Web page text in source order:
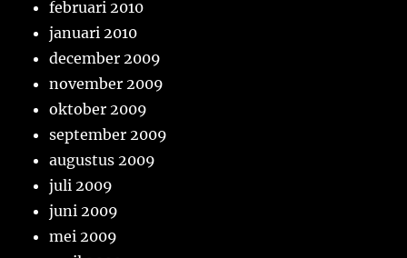
februari 2010
januari 2010
december 2009
november 2009
oktober 2009
september 2009
augustus 2009
juli 2009
juni 2009
mei 2009